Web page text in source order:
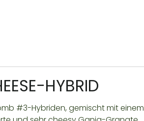
HYBRID
#3-Hybriden, gemischt mit einem